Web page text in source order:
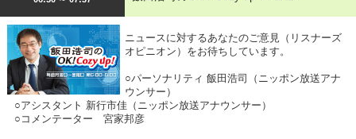
ニュースに対するあなたのご意見（リスナーズ
オピニオン）をお待ちしています。
○パーソナリティ 飯田浩司（ニッポン放送アナ
ウンサー）
○アシスタント 新行市佳（ニッポン放送アナウンサー）
○コメンテーター 宮家邦彦